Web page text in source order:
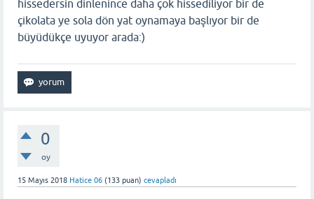
hissedersin dinlenince daha çok hissediliyor bir de
çikolata ye sola dön yat oynamaya başlıyor bir de
büyüdükçe uyuyor arada:)
0
oy
15 Mayıs 2018 Hatice 06 (133 puan) cevapladı